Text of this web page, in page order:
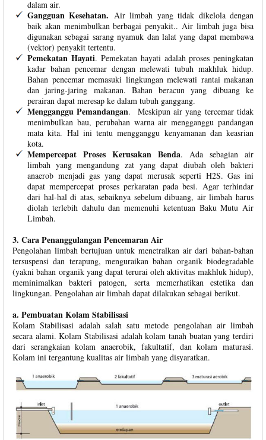
dalam air.
Gangguan Kesehatan. Air limbah yang tidak dikelola dengan
baik akan menimbulkan berbagai penyakit.. Air limbah juga bisa
digunakan sebagai sarang nyamuk dan lalat yang dapat membawa
(vektor) penyakit tertentu.
Pemekatan Hayati. Pemekatan hayati adalah proses peningkatan
kadar bahan pencemar dengan melewati tubuh makhluk hidup.
Bahan pencemar memasuki lingkungan melewati rantai makanan
dan jaring-jaring makanan. Bahan beracun yang dibuang ke
perairan dapat meresap ke dalam tubuh ganggang.
Mengganggu Pemandangan. Meskipun air yang tercemar tidak
menimbulkan bau, perubahan warna air mengganggu pandangan
mata kita. Hal ini tentu mengganggu kenyamanan dan keasrian
kota.
Mempercepat Proses Kerusakan Benda. Ada sebagian air
limbah yang mengandung zat yang dapat diubah oleh bakteri
anaerob menjadi gas yang dapat merusak seperti H2S. Gas ini
dapat mempercepat proses perkaratan pada besi. Agar terhindar
dari hal-hal di atas, sebaiknya sebelum dibuang, air limbah harus
diolah terlebih dahulu dan memenuhi ketentuan Baku Mutu Air
Limbah.
3. Cara Penanggulangan Pencemaran Air
Pengolahan limbah bertujuan untuk menetralkan air dari bahan-bahan
tersuspensi dan terapung, menguraikan bahan organik biodegradable
(yakni bahan organik yang dapat terurai oleh aktivitas makhluk hidup),
meminimalkan bakteri patogen, serta memerhatikan estetika dan
lingkungan. Pengolahan air limbah dapat dilakukan sebagai berikut.
a. Pembuatan Kolam Stabilisasi
Kolam Stabilisasi adalah salah satu metode pengolahan air limbah
secara alami. Kolam Stabilisasi adalah kolam tanah buatan yang terdiri
dari serangkaian kolam anaerobik, fakultatif, dan kolam maturasi.
Kolam ini tergantung kualitas air limbah yang disyaratkan.